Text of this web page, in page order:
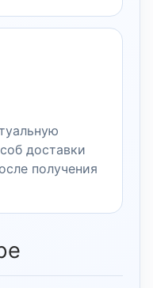
доставки
получения